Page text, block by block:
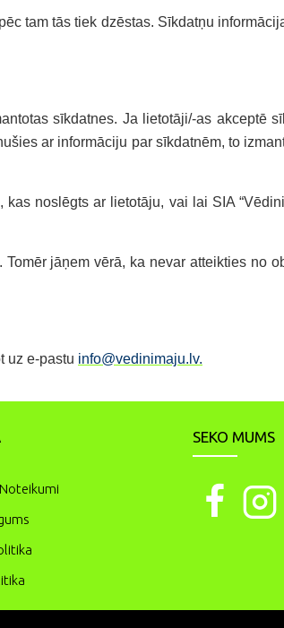
tam tās tiek dzēstas. Sīkdatņu
sīkdatnes. Ja lietotāji/-as akceptē
ar informāciju par sīkdatnēm, to
noslēgts ar lietotāju, vai lai SIA
jāņem vērā, ka nevar atteikties no
uz e-pastu info@vedinimaju.lv.
SEKO MUMS